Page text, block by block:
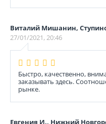
Виталий Мишанин,
27/01/2021, 20:46
Быстро, качественно,
заказывать здесь.
рынке.
Евгения И., Нижний